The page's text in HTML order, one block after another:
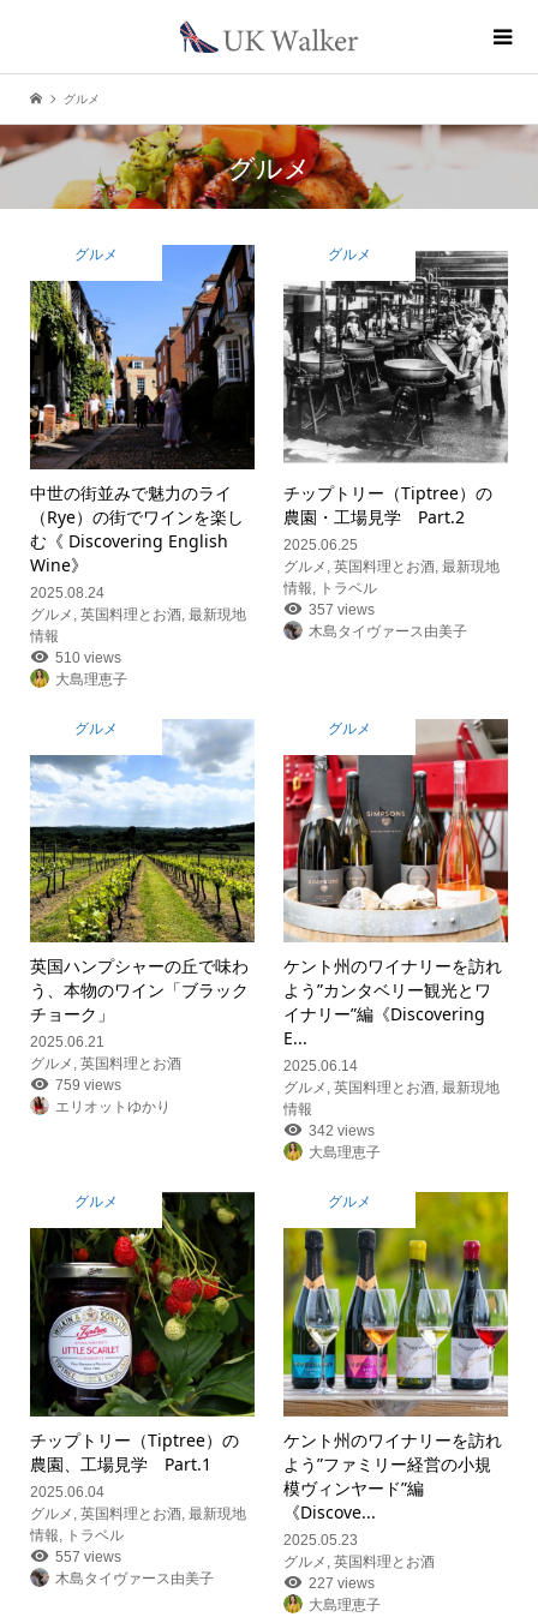
グルメ
グルメ
グルメ
中世の街並みで魅力のライ
（Rye）の街でワインを楽し
む《 Discovering English
Wine》
2025.08.24
グルメ 英国料理とお酒, 最新現地
情報
510 views
大島理恵子
グルメ
チップトリー（Tiptree）の
農園・工場見学 Part.2
2025.06.25
グルメ ,英国料理とお酒 ,最新現地
情報
トラベル
357 views
木島タイヴァース由美子
グルメ
英国ハンプシャーの丘で味わ
う、本物のワイン「ブラック
チョーク」
2025.06.21
グルメ , 英国料理とお酒
759 views
エリオットゆかり
グルメ
ケント州のワイナリーを訪れ
よう”カンタベリー観光とワ
イナリー”編《Discovering
E...
2025.06.14
グルメ ,英国料理とお酒,最新現地
情報
342 views
大島理恵子
グルメ
チップトリー（Tiptree）の
農園、工場見学 Part.1
2025.06.04
グルメ , 英国料理とお酒, 最新現地
情報, トラベル
557 views
木島タイヴァース由美子
グルメ
ケント州のワイナリーを訪れ
よう”ファミリー経営の小規
模ヴィンヤード”編
《Discove...
2025.05.23
グルメ ,英国料理とお酒
227 views
大島理恵子